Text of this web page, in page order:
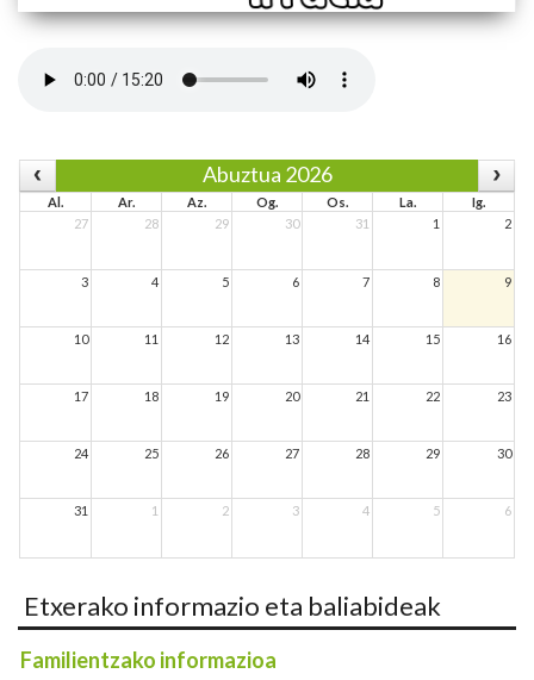
Abuztua 2026
Al. Ar. Az. Og. Os. La.
Ig.
27
28 29 30 31 1 2
3 4 5 6 7 8 9
10 11 12 13 14 15 16
17 18 19 20 21 22 23
24 25 26 27 28 29 30
31 1 2 3 4 5 6
Etxerako informazio eta baliabideak
Familientzako informazioa